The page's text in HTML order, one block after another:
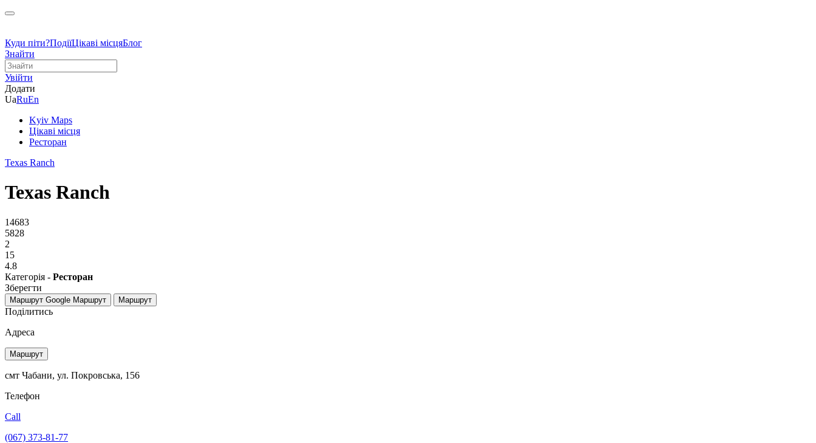
Куди піти?ПодіїЦікаві місцяБлог
Знайти
Увійти
Додати
UaRuEn
Kyiv Maps
Цікаві місця
Ресторан
Texas Ranch
Texas Ranch
14683
5828
2
15
4.8
Категорія - Ресторан
Зберегти
Маршрут Google Маршрут Маршрут
Поділитись
Адреса
Маршрут
смт Чабани, ул. Покровська, 156
Телефон
Call
(067) 373-81-77